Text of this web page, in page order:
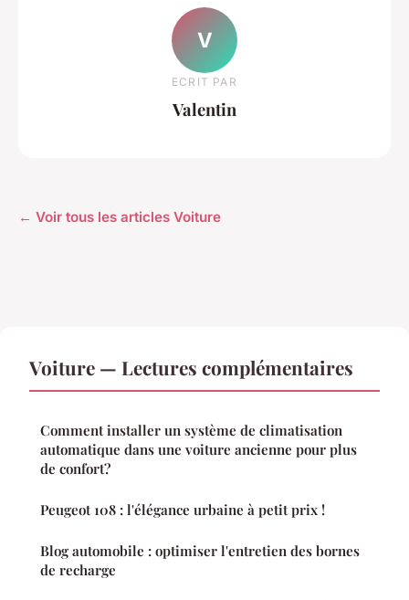
V
ECRIT PAR
Valentin
← Voir tous les articles Voiture
Voiture — Lectures complémentaires
Comment installer un système de climatisation
automatique dans une voiture ancienne pour plus
de confort?
Peugeot 108 : l'élégance urbaine à petit prix !
Blog automobile : optimiser l'entretien des bornes
de recharge